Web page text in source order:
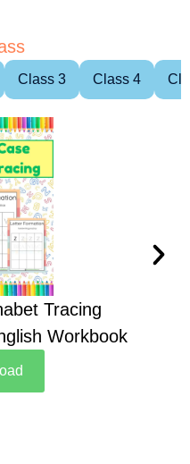
Class 3 Class 4
Tracing
Workbook